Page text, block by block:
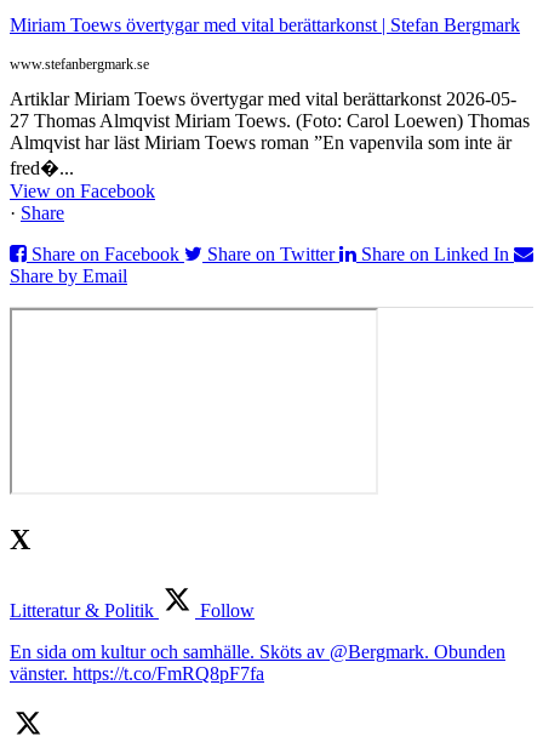
Miriam Toews övertygar med vital berättarkonst | Stefan Bergmark
www.stefanbergmark.se
Artiklar Miriam Toews övertygar med vital berättarkonst 2026-05-
27 Thomas Almqvist Miriam Toews. (Foto: Carol Loewen) Thomas
Almqvist har läst Miriam Toews roman ”En vapenvila som inte är
fred�...
View on Facebook
· Share
Share on Facebook
Share on Twitter
Share on Linked In
Share by Email
X
Litteratur & Politik
Follow
En sida om kultur och samhälle. Sköts av @Bergmark. Obunden
vänster. https://t.co/FmRQ8pF7fa